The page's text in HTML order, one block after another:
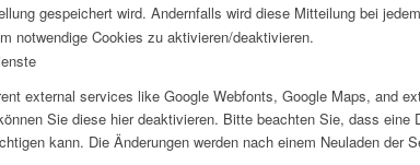
gespeichert wird. Andernfalls wird diese Mitteilung bei
notwendige Cookies zu aktivieren/deaktivieren.
external services like Google Webfonts, Google Maps, and
Sie diese hier deaktivieren. Bitte beachten Sie, dass
kann. Die Änderungen werden nach einem Neuladen der